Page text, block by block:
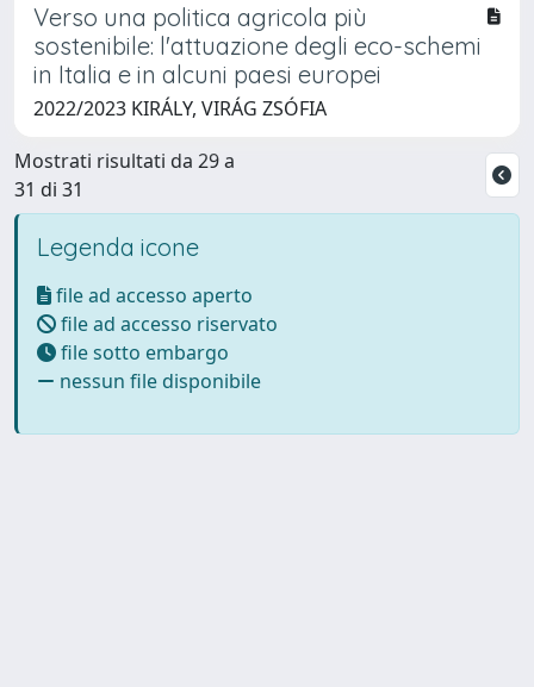
Verso una politica agricola più
sostenibile: l'attuazione degli eco-schemi
in Italia e in alcuni paesi europei
2022/2023 KIRÁLY, VIRÁG ZSÓFIA
Mostrati risultati da 29 a
31 di 31
Legenda icone
file ad accesso aperto
file ad accesso riservato
file sotto embargo
nessun file disponibile